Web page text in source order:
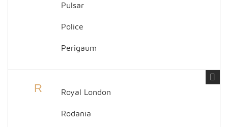
Pulsar
Police
Perigaum
R Royal London
Rodania